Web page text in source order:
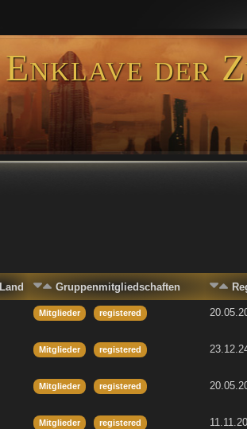
Enklave der
Land Gruppenmitgliedschaften
Mitglieder registered
Mitglieder registered
Mitglieder registered
Mitglieder registered